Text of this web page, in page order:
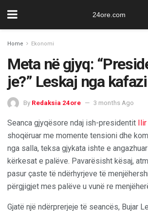
24ore.com
Home Ekonomi
Meta në gjyq:
je?” Leskaj nga
By Redaksia 24ore 3 months Ago
Seanca gjyqësore ndaj ish-presidentit
shoqëruar me momente tensioni dhe
nga salla, teksa gjykata ishte e
kërkesat e palëve. Pavarësisht kësaj,
pasur çaste të ndërhyrjeve të
përgjigjet mes palëve u vunë re
Gjatë një ndërprerjeje të seancës, Bujar